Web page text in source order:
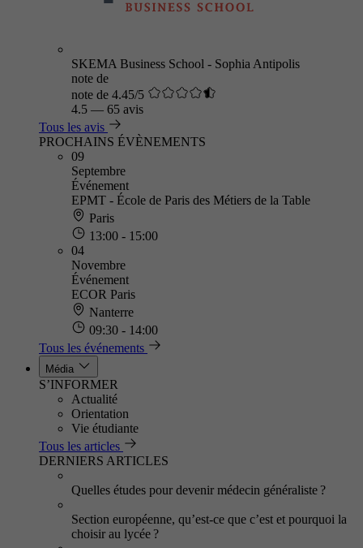
SKEMA Business School - Sophia Antipolis
note de
note de 4.45/5
4.5 — 65 avis
Tous les avis
PROCHAINS ÉVÈNEMENTS
09
Septembre
Événement
EPMT - École de Paris des Métiers de la Table
Paris
13:00 - 15:00
04
Novembre
Événement
ECOR Paris
Nanterre
09:30 - 14:00
Tous les événements
Média
S’INFORMER
Actualité
Orientation
Vie étudiante
Tous les articles
DERNIERS ARTICLES
Quelles études pour devenir médecin généraliste ?
Section européenne, qu’est-ce que c’est et pourquoi la
choisir au lycée ?